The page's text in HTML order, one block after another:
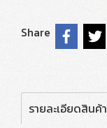
Share
รายละเอียดสินค้า